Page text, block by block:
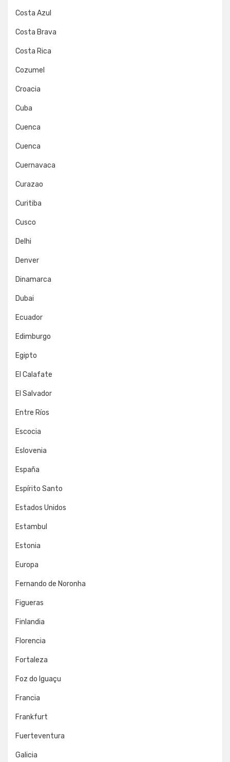
Costa Azul
Costa Brava
Costa Rica
Cozumel
Croacia
Cuba
Cuenca
Cuenca
Cuernavaca
Curazao
Curitiba
Cusco
Delhi
Denver
Dinamarca
Dubai
Ecuador
Edimburgo
Egipto
El Calafate
El Salvador
Entre Ríos
Escocia
Eslovenia
España
Espírito Santo
Estados Unidos
Estambul
Estonia
Europa
Fernando de Noronha
Figueras
Finlandia
Florencia
Fortaleza
Foz do Iguaçu
Francia
Frankfurt
Fuerteventura
Galicia